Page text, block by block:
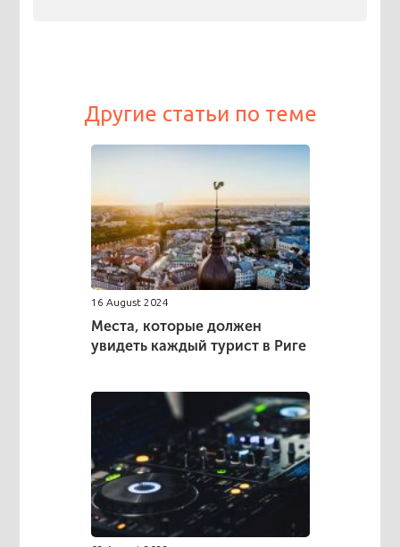
Другие статьи по теме
16 August 2024
Места, которые должен
увидеть каждый турист в Риге